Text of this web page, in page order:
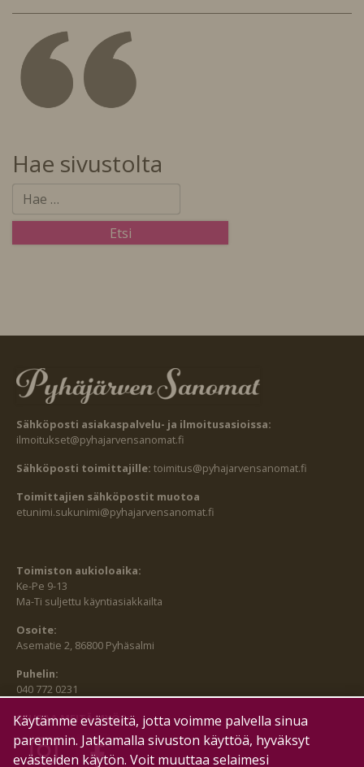
Hae sivustolta
Sähköposti asiakaspalvelu- ja ilmoitusasioissa:
ilmoitukset@pyhajarvensanomat.fi
Sähköposti toimittajille: toimitus@pyhajarvensanomat.fi
Toimittajien sähköpostit muotoa
etunimi.sukunimi@pyhajarvensanomat.fi
Toimiston aukioloaika:
Ke-Pe 9-13
Ma-Ti suljettu käyntiasiakkailta
Osoite:
Asematie 2, 86800 Pyhäsalmi
Puhelin:
040 772 0231
SEURAA MEITÄ MYÖS:
Käytämme evästeitä, jotta voimme palvella sinua
paremmin. Jatkamalla sivuston käyttöä, hyväksyt
evästeiden käytön. Voit muuttaa selaimesi